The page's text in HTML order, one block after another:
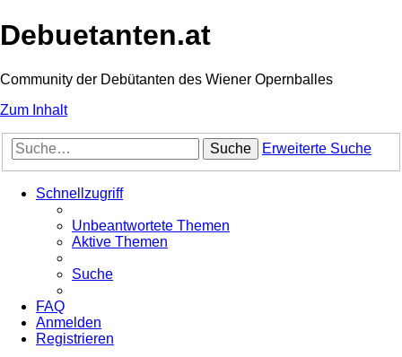
Debuetanten.at
Community der Debütanten des Wiener Opernballes
Zum Inhalt
Suche Erweiterte Suche
Schnellzugriff
Unbeantwortete Themen
Aktive Themen
Suche
FAQ
Anmelden
Registrieren